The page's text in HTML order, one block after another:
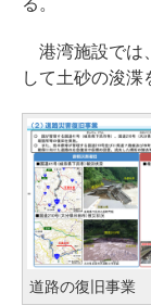
る。
港湾施設では
して土砂の浚渫
道路の復旧事業